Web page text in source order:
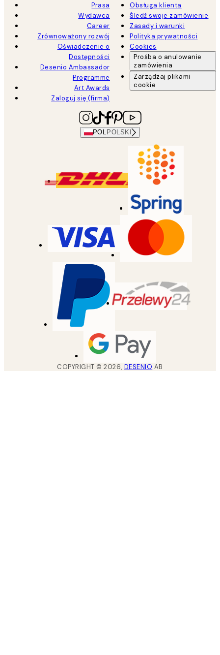
Prasa
Wydawca
Career
Zrównoważony rozwój
Oświadczenie o
Dostępności
Desenio Ambassador
Programme
Art Awards
Zaloguj się (firma)
Obsługa klienta
Śledź swoje zamówienie
Zasady i warunki
Polityka prywatności
Cookies
Prośba o anulowanie
zamówienia
Zarządzaj plikami
cookie
POL POLSKI
COPYRIGHT ©2026, DESENIO AB